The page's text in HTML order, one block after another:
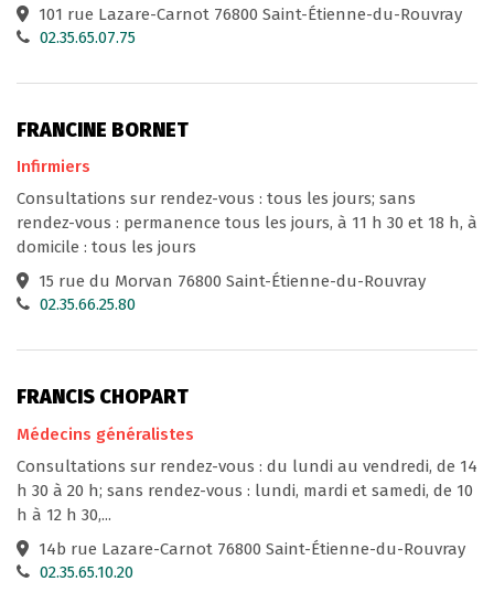
101 rue Lazare-Carnot 76800 Saint-Étienne-du-Rouvray
02.35.65.07.75
FRANCINE BORNET
Infirmiers
Consultations sur rendez-vous : tous les jours; sans
rendez-vous : permanence tous les jours, à 11 h 30 et 18 h, à
domicile : tous les jours
15 rue du Morvan 76800 Saint-Étienne-du-Rouvray
02.35.66.25.80
FRANCIS CHOPART
Médecins généralistes
Consultations sur rendez-vous : du lundi au vendredi, de 14
h 30 à 20 h; sans rendez-vous : lundi, mardi et samedi, de 10
h à 12 h 30,...
14b rue Lazare-Carnot 76800 Saint-Étienne-du-Rouvray
02.35.65.10.20